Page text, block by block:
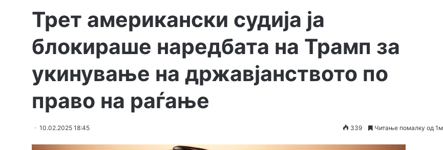
Трет американски судија ја
блокираше наредбата на Трамп за
укинување на државјанството по
право на раѓање
10.02.2025 18:45 339 Читање помалку од 1м